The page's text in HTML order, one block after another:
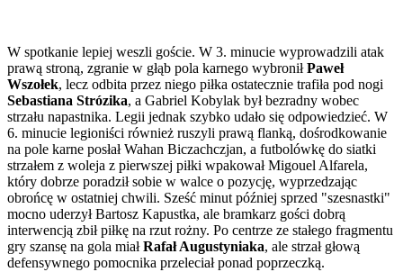
W spotkanie lepiej weszli goście. W 3. minucie wyprowadzili atak
prawą stroną, zgranie w głąb pola karnego wybroniłPaweł
Wszołek, lecz odbita przez niego piłka ostatecznie trafiła pod nogi
Sebastiana Strózika, a Gabriel Kobylak był bezradny wobec
strzału napastnika. Legii jednak szybko udało się odpowiedzieć. W
6. minucie legioniści również ruszyli prawą flanką, dośrodkowanie
na pole karne posłał Wahan Biczachczjan, a futbolówkę do siatki
strzałem z woleja z pierwszej piłki wpakował Migouel Alfarela,
który dobrze poradził sobie w walce o pozycję, wyprzedzając
obrońcę w ostatniej chwili. Sześć minut później sprzed "szesnastki"
mocno uderzył Bartosz Kapustka, ale bramkarz gości dobrą
interwencją zbił piłkę na rzut rożny. Po centrze ze stałego fragmentu
gry szansę na gola miałRafał Augustyniaka, ale strzał głową
defensywnego pomocnika przeleciał ponad poprzeczką.